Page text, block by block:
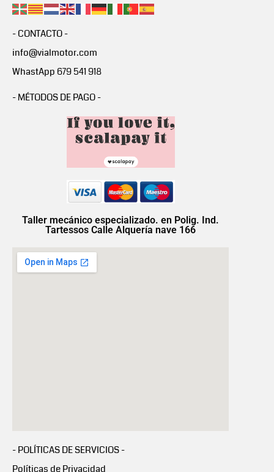
- CONTACTO -
info@vialmotor.com
WhastApp 679 541 918
- MÉTODOS DE PAGO -
Taller mecánico especializado. en Polig. Ind.
Tartessos Calle Alquería nave 166
- POLÍTICAS DE SERVICIOS -
Políticas de Privacidad